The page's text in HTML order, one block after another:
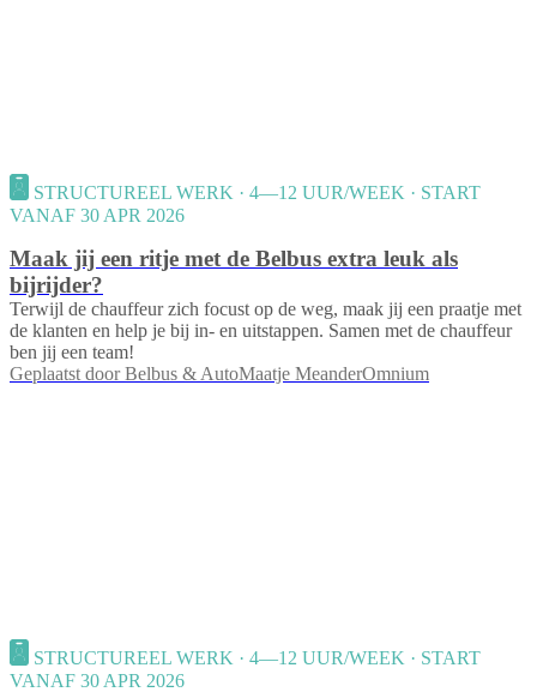
STRUCTUREEL WERK · 4—12 UUR/WEEK · START
VANAF 30 APR 2026
Maak jij een ritje met de Belbus extra leuk als
bijrijder?
Terwijl de chauffeur zich focust op de weg, maak jij een praatje met
de klanten en help je bij in- en uitstappen. Samen met de chauffeur
ben jij een team!
Geplaatst door Belbus & AutoMaatje MeanderOmnium
STRUCTUREEL WERK · 4—12 UUR/WEEK · START
VANAF 30 APR 2026